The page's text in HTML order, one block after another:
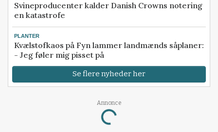
Svineproducenter kalder Danish Crowns notering
en katastrofe
PLANTER
Kvælstofkaos på Fyn lammer landmænds såplaner:
- Jeg føler mig pisset på
Se flere nyheder her
Annonce
Loading...